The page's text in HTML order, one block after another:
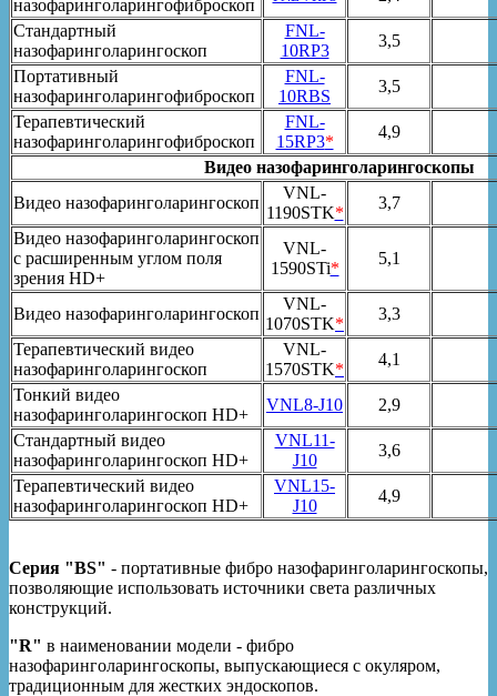
назофаринголарингофиброскоп
Стандартный
назофаринголарингоскоп
FNL-
10RP3
3,5
Портативный
назофаринголарингофиброскоп
FNL-
10RBS
3,5
Терапевтический
назофаринголарингофиброскоп
FNL-
15RP3*
4,9
Видео назофаринголарингоскопы
Видео назофаринголарингоскоп
VNL-
1190STK*
3,7
Видео назофаринголарингоскоп
с расширенным углом поля
зрения HD+
VNL-
1590STi*
5,1
Видео назофаринголарингоскоп
VNL-
1070STK*
3,3
Терапевтический видео
назофаринголарингоскоп
VNL-
1570STK*
4,1
Тонкий видео
назофаринголарингоскоп HD+
VNL8-J10
2,9
Стандартный видео
назофаринголарингоскоп HD+
VNL11-
J10
3,6
Терапевтический видео
назофаринголарингоскоп HD+
VNL15-
J10
4,9
Серия "BS" - портативные фибро назофаринголарингоскопы,
позволяющие использовать источники света различных
конструкций.
"R" в наименовании модели - фибро
назофаринголарингоскопы, выпускающиеся с окуляром,
традиционным для жестких эндоскопов.